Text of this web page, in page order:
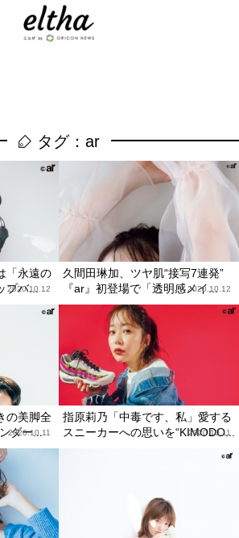
タグ：ar
「永遠の
プバ...
2020.10.12
久間田琳加、ツヤ肌“接写7連発”
『ar』初登場で「透明感メイ...
2020.10.12
の美脚全
ダー...
2020.10.11
指原莉乃「中毒です、私」愛する
スニーカーへの思いを“KIMODO...
2020.10.11